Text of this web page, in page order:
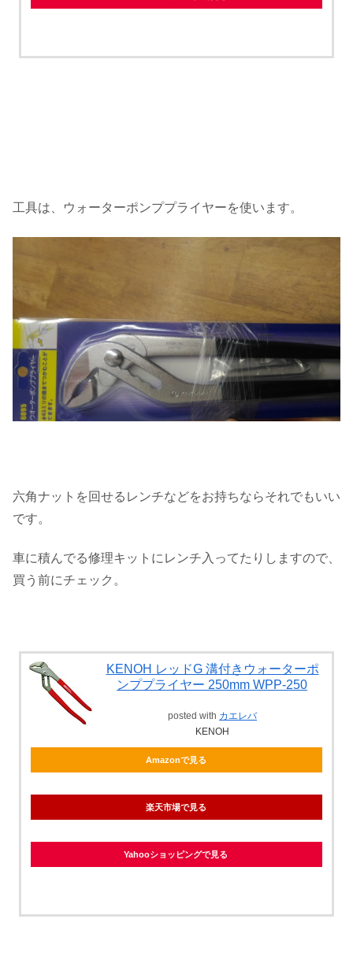
工具は、ウォーターポンププライヤーを使います。
六角ナットを回せるレンチなどをお持ちならそれでもいい
です。
車に積んでる修理キットにレンチ入ってたりしますので、
買う前にチェック。
KENOH レッドG 溝付きウォーターポ
ンププライヤー 250mm WPP-250
posted with カエレバ
KENOH
Amazonで見る
楽天市場で見る
Yahooショッピングで見る